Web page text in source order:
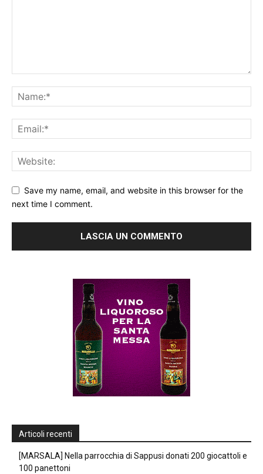
Save my name, email, and website in this browser for the
next time I comment.
Articoli recenti
[MARSALA] Nella parrocchia di Sappusi donati 200 giocattoli e
100 panettoni